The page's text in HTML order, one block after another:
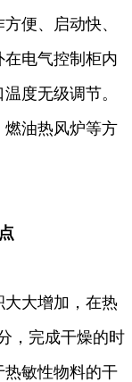
便、启动快、
电气控制柜内
度无级调节。
油热风炉等方
大增加，在热
，完成干燥的时
热敏性物料的干